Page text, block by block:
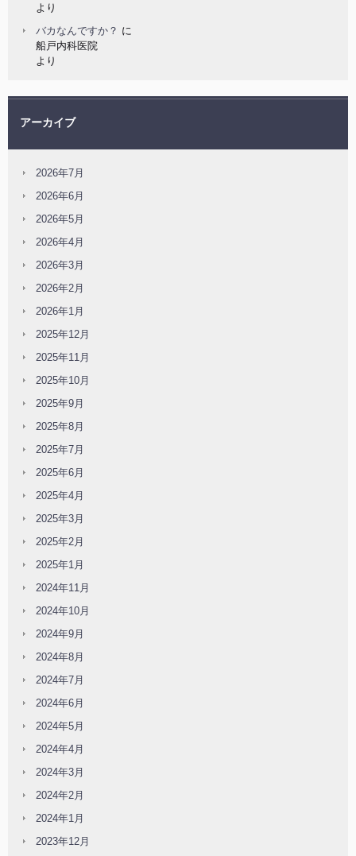
より
バカなんですか？ に
船戸内科医院
より
アーカイブ
2026年7月
2026年6月
2026年5月
2026年4月
2026年3月
2026年2月
2026年1月
2025年12月
2025年11月
2025年10月
2025年9月
2025年8月
2025年7月
2025年6月
2025年4月
2025年3月
2025年2月
2025年1月
2024年11月
2024年10月
2024年9月
2024年8月
2024年7月
2024年6月
2024年5月
2024年4月
2024年3月
2024年2月
2024年1月
2023年12月